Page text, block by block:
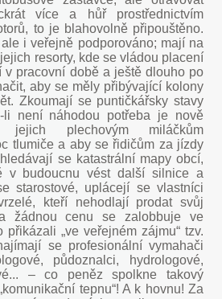
více a hůř prostřednictvím
to je blahovolně připouštěno.
i veřejně podporováno; mají na
resorty, kde se vládou placení
v pracovní době a ještě dlouho po
aby se měly přibývající kolony
Zkoumají se puntičkářsky stavy
li není náhodou potřeba je nově
plechovým miláčkům
tlumiče a aby se řidičům za jízdy
se katastrální mapy obcí,
v budoucnu vést další silnice a
starostové, uplácejí se vlastníci
kteří nehodlají prodat svůj
žádnou cenu se zalobbuje ve
„ve veřejném zájmu“ tzv.
se profesionální vymahači
půdoznalci, hydrologové,
– co peněz spolkne takový
tepnu“! A k hovnu! Za